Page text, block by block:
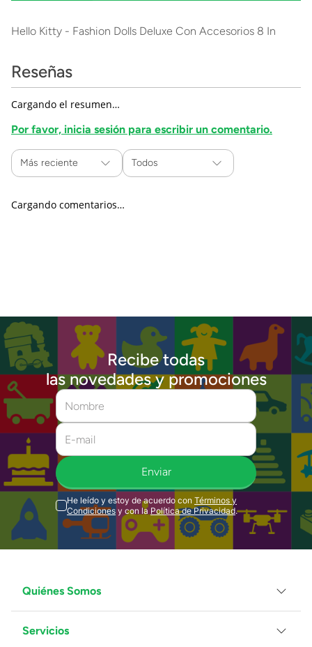
Hello Kitty - Fashion Dolls Deluxe Con Accesorios 8 In
Reseñas
Cargando el resumen…
Por favor, inicia sesión para escribir un comentario.
Más reciente Todos
Cargando comentarios…
Recibe todas
las novedades y promociones
Enviar
He leído y estoy de acuerdo con Términos y
Condiciones y con la Política de Privacidad.
Quiénes Somos
Grupo Juguetron
Servicios